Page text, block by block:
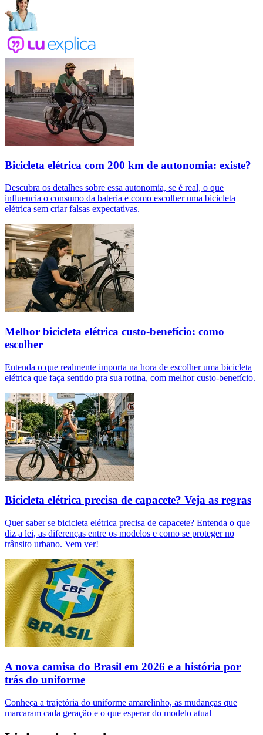
Bicicleta elétrica com 200 km de autonomia: existe?
Descubra os detalhes sobre essa autonomia, se é real, o que
influencia o consumo da bateria e como escolher uma bicicleta
elétrica sem criar falsas expectativas.
Melhor bicicleta elétrica custo-benefício: como
escolher
Entenda o que realmente importa na hora de escolher uma bicicleta
elétrica que faça sentido pra sua rotina, com melhor custo-benefício.
Bicicleta elétrica precisa de capacete? Veja as regras
Quer saber se bicicleta elétrica precisa de capacete? Entenda o que
diz a lei, as diferenças entre os modelos e como se proteger no
trânsito urbano. Vem ver!
A nova camisa do Brasil em 2026 e a história por
trás do uniforme
Conheça a trajetória do uniforme amarelinho, as mudanças que
marcaram cada geração e o que esperar do modelo atual